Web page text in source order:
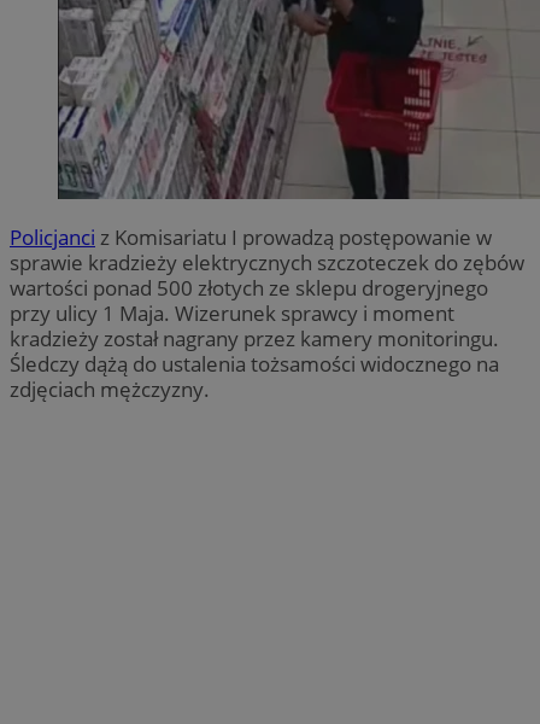
Policjanci z Komisariatu I prowadzą postępowanie w
sprawie kradzieży elektrycznych szczoteczek do zębów
wartości ponad 500 złotych ze sklepu drogeryjnego
przy ulicy 1 Maja. Wizerunek sprawcy i moment
kradzieży został nagrany przez kamery monitoringu.
Śledczy dążą do ustalenia tożsamości widocznego na
zdjęciach mężczyzny.